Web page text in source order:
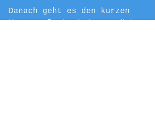
Danach geht es den kurzen
Weg zum Boot wieder zurück